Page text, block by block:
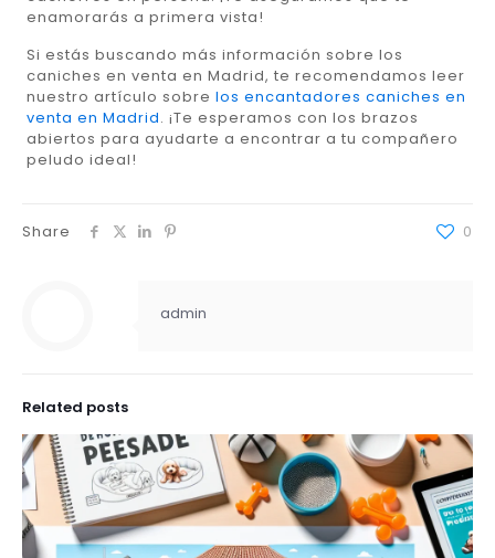
enamorarás a primera vista!
Si estás buscando más información sobre los
caniches en venta en Madrid, te recomendamos leer
nuestro artículo sobrelos encantadores caniches en
venta en Madrid. ¡Te esperamos con los brazos
abiertos para ayudarte a encontrar a tu compañero
peludo ideal!
Share 0
admin
Related posts